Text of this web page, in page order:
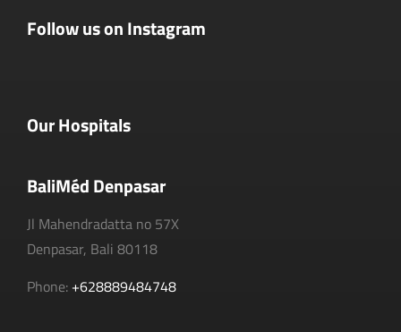
Follow us on Instagram
Our Hospitals
BaliMéd Denpasar
Jl Mahendradatta no 57X
Denpasar, Bali 80118
Phone: +628889484748